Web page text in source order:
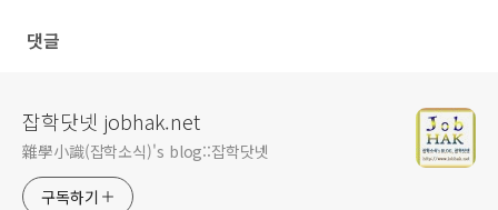
댓글
잡학닷넷 jobhak.net
雜學小識(잡학소식)'s blog::잡학닷넷
구독하기